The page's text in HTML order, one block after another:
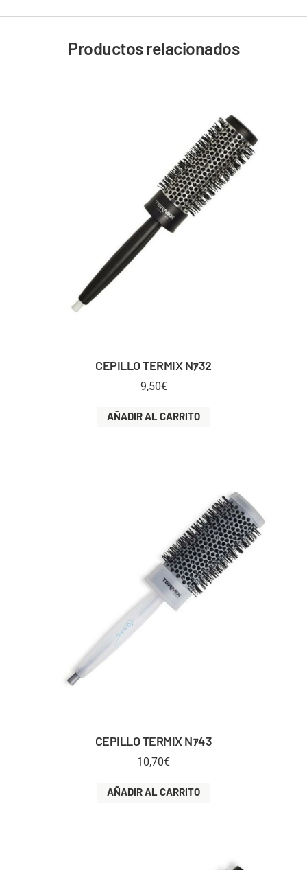
Productos relacionados
CEPILLO TERMIX Nｧ32
9,50€
AÑADIR AL CARRITO
CEPILLO TERMIX Nｧ43
10,70€
AÑADIR AL CARRITO